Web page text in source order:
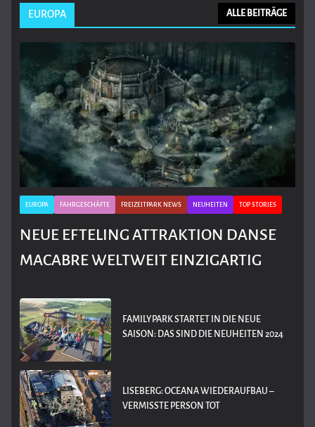
EUROPA ALLE BEITRÄGE
EUROPA FAHRGESCHÄFTE FREIZEITPARK NEWS NEUHEITEN TOP STORIES
NEUE EFTELING ATTRAKTION DANSE
MACABRE WELTWEIT EINZIGARTIG
FAMILYPARK STARTET IN DIE NEUE
SAISON: DAS SIND DIE NEUHEITEN 2024
LISEBERG: OCEANA WIEDERAUFBAU –
VERMISSTE PERSON TOT